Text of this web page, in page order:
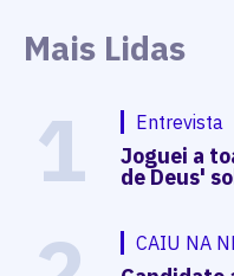
Mais Lidas
1 Entrevista
Joguei a
de Deus'
CAIU NA